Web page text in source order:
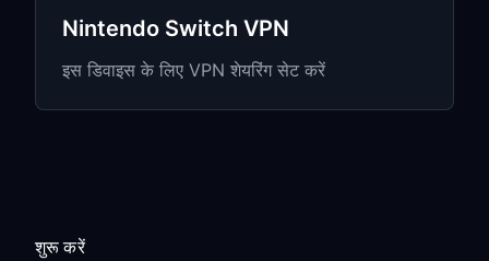
Game Pass access करने से पहले desired
और content हो सकते हैं
Xbox Live &
Nintendo Switch VPN
इस डिवाइस के लिए VPN शेयरिंग सेट करें
शुरू करें